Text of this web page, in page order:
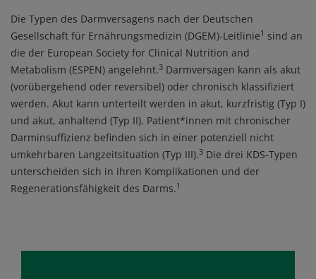
Die Typen des Darmversagens nach der Deutschen
Gesellschaft für Ernährungsmedizin (DGEM)-Leitlinie1 sind an
die der European Society for Clinical Nutrition and
Metabolism (ESPEN) angelehnt.3 Darmversagen kann als akut
(vorübergehend oder reversibel) oder chronisch klassifiziert
werden. Akut kann unterteilt werden in akut, kurzfristig (Typ I)
und akut, anhaltend (Typ II). Patient*innen mit chronischer
Darminsuffizienz befinden sich in einer potenziell nicht
umkehrbaren Langzeitsituation (Typ III).3 Die drei KDS-Typen
unterscheiden sich in ihren Komplikationen und der
Regenerationsfähigkeit des Darms.1